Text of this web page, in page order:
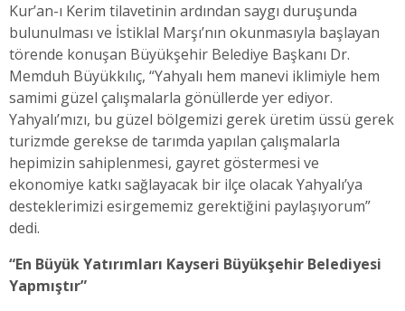
Kur’an-ı Kerim tilavetinin ardından saygı duruşunda
bulunulması ve İstiklal Marşı’nın okunmasıyla başlayan
törende konuşan Büyükşehir Belediye Başkanı Dr.
Memduh Büyükkılıç, “Yahyalı hem manevi iklimiyle hem
samimi güzel çalışmalarla gönüllerde yer ediyor.
Yahyalı’mızı, bu güzel bölgemizi gerek üretim üssü gerek
turizmde gerekse de tarımda yapılan çalışmalarla
hepimizin sahiplenmesi, gayret göstermesi ve
ekonomiye katkı sağlayacak bir ilçe olacak Yahyalı’ya
desteklerimizi esirgememiz gerektiğini paylaşıyorum”
dedi.
“En Büyük Yatırımları Kayseri Büyükşehir Belediyesi
Yapmıştır”